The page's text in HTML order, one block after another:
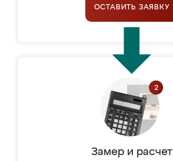
ОСТАВИТЬ ЗАЯВКУ
Замер и расчет